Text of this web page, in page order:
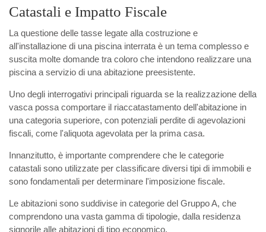
Catastali e Impatto Fiscale
La questione delle tasse legate alla costruzione e
all'installazione di una piscina interrata è un tema complesso e
suscita molte domande tra coloro che intendono realizzare una
piscina a servizio di una abitazione preesistente.
Uno degli interrogativi principali riguarda se la realizzazione della
vasca possa comportare il riaccatastamento dell'abitazione in
una categoria superiore, con potenziali perdite di agevolazioni
fiscali, come l'aliquota agevolata per la prima casa.
Innanzitutto, è importante comprendere che le categorie
catastali sono utilizzate per classificare diversi tipi di immobili e
sono fondamentali per determinare l'imposizione fiscale.
Le abitazioni sono suddivise in categorie del Gruppo A, che
comprendono una vasta gamma di tipologie, dalla residenza
signorile alle abitazioni di tipo economico.